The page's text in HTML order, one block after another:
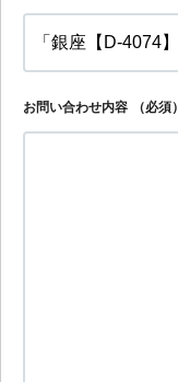
お問い合わせ内容 （必須）